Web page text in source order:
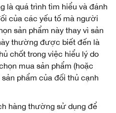
là quá trình tìm hiểu và đánh
của các yếu tố mà người
sản phẩm này thay vì sản
thường được biết đến là
chốt trong việc hiểu lý do
mua sản phẩm (hoặc
phẩm của đối thủ cạnh
hàng thường sử dụng để